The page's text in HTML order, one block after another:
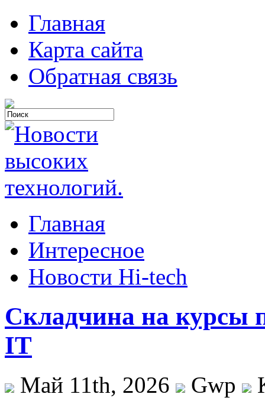
Главная
Карта сайта
Обратная связь
Главная
Интересное
Новости Hi-tech
Складчина на курсы
IT
Май 11th, 2026 Gwp